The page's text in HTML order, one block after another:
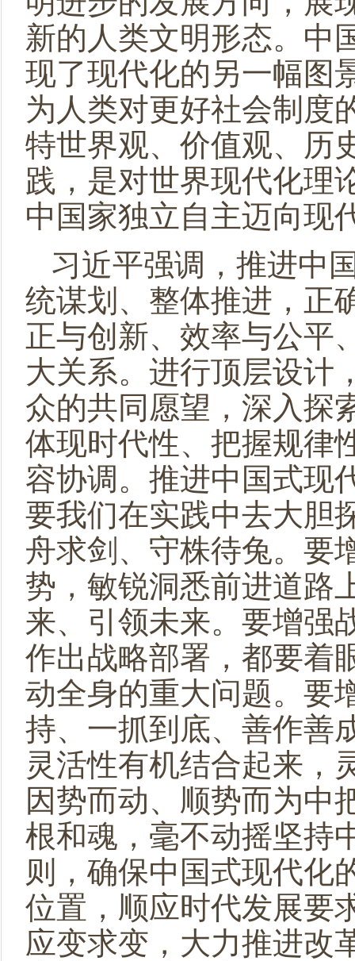
新的人类文明形态。中
现了现代化的另一幅图
为人类对更好社会制度
特世界观、价值观、历
践，是对世界现代化理
中国家独立自主迈向现
习近平强调，推进中
统谋划、整体推进，正
正与创新、效率与公平
大关系。进行顶层设计
众的共同愿望，深入探
体现时代性、把握规律
容协调。推进中国式现
要我们在实践中去大胆
舟求剑、守株待兔。要
势，敏锐洞悉前进道路
来、引领未来。要增强
作出战略部署，都要着
动全身的重大问题。要
持、一抓到底、善作善
灵活性有机结合起来，
因势而动、顺势而为中
根和魂，毫不动摇坚持
则，确保中国式现代化
位置，顺应时代发展要
应变求变，大力推进改